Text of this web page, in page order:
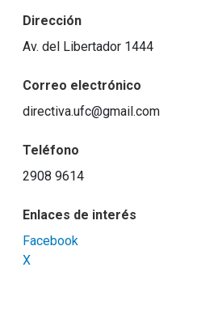
Dirección
Av. del Libertador 1444
Correo electrónico
directiva.ufc@gmail.com
Teléfono
2908 9614
Enlaces de interés
Facebook
X